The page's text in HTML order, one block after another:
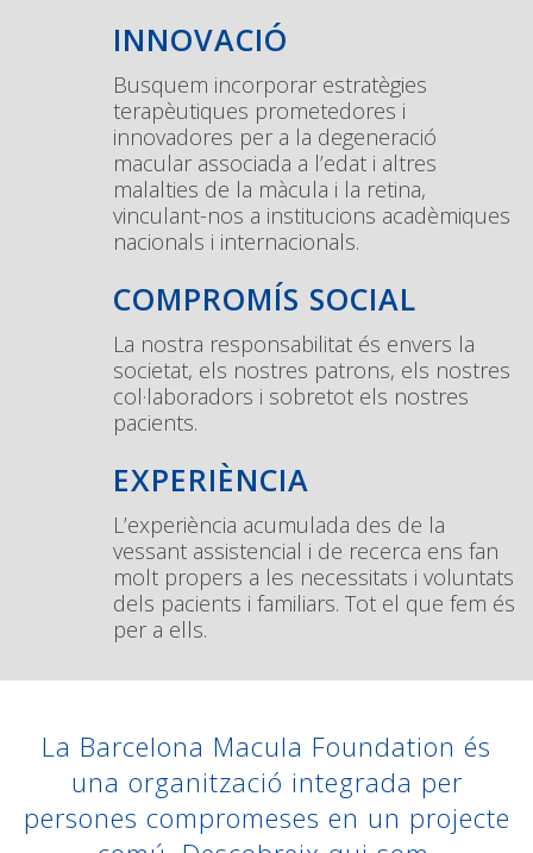
INNOVACIÓ
Busquem incorporar estratègies
terapèutiques prometedores i
innovadores per a la degeneració
macular associada a l’edat i altres
malalties de la màcula i la retina,
vinculant-nos a institucions acadèmiques
nacionals i internacionals.
COMPROMÍS SOCIAL
La nostra responsabilitat és envers la
societat, els nostres patrons, els nostres
col·laboradors i sobretot els nostres
pacients.
EXPERIÈNCIA
L’experiència acumulada des de la
vessant assistencial i de recerca ens fan
molt propers a les necessitats i voluntats
dels pacients i familiars. Tot el que fem és
per a ells.
La Barcelona Macula Foundation és
una organització integrada per
persones compromeses en un projecte